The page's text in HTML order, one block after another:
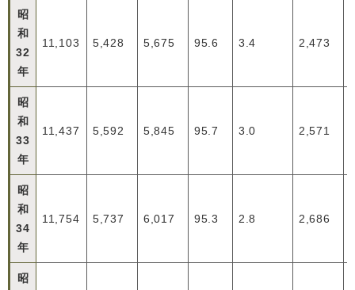
昭
和
32
年
11,103 5,428 5,675 95.6 3.4 2,473
昭
和
33
年
11,437 5,592 5,845 95.7 3.0 2,571
昭
和
34
年
11,754 5,737 6,017 95.3 2.8 2,686
昭